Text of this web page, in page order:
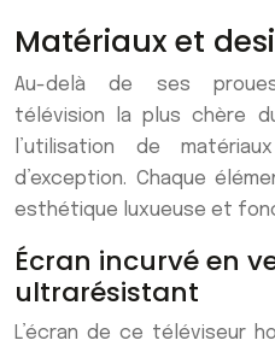
Matériaux et
Au-delà de ses
télévision la plus chère
l’utilisation de
d’exception. Chaque
esthétique luxueuse et
Écran incurvé en
ultrarésistant
L’écran de ce téléviseur